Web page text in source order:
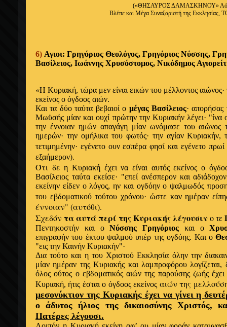
(«ΘΗΣΑΥΡΟΣ ΔΑΜΑΣΚΗΝΟΥ»
Βλέπε και Μέγα Συναξαριστή της Εκκλησίας,
6) Αγιοι: Γρηγόριος Θεολόγος, Γρηγόριος Νύσσης,
Βασίλειος, Ιωάννης Χρυσόστομος, Νικόδημος
«Η Κυριακή, τώρα μεν είναι εικών του μέλλοντος
εκείνος ο όγδοος αιών.
Και τα δύο ταύτα βεβαιοίο μέγας Βασίλειος·απορήσας
Μωϋσής μίαν και ουχί πρώτην την Κυριακήν λέγει· "ίνα
την έννοιαν ημών απαγάγη μίαν ωνόμασε του αιώνος
ημερών· την ομήλικα του φωτός· την αγίανΚυριακήν,
τετιμημένην· εγένετο ουνεσπέραφησί και εγένετο πρωί
εξαήμερον).
Ότι δεηΚυριακή έχεινα είναι αυτόςεκείνος ο
Βασίλειος ταύτα εκείσε· "επεί ανέσπερον και
εκείνην είδεν ο λόγος,ην και ογδόην οψαλμωδός
του εβδοματικούτούτου χρόνου· ώστε κανημέραν
έννοιαν" (αυτόθι).
Σχεδόν τα αυτά περί της Κυριακής λέγουσινο τε
Πεντηκοστήν και οΝύσσης Γρηγόριος και ο
επιγραφήντου έκτουψαλμούυπέρ τηςογδόης. Και ο
"εις την Καινήν Κυριακήν"·
Δια τούτο και η του ΧριστούΕκκλησία όλην την
μίανημέραν της Κυριακής και λαμπροφόρου
όλοςούτος ο εβδοματικόςαιών της παρούσης ζωής
Κυριακή,ήτις έσται ο όγδοος εκείνος αιών της
μεσονύκτιον της Κυριακής έχει να γίνειη
ο άδυτος ήλιος της δικαιοσύνης Χριστός,
Πατέρες λέγουσι.